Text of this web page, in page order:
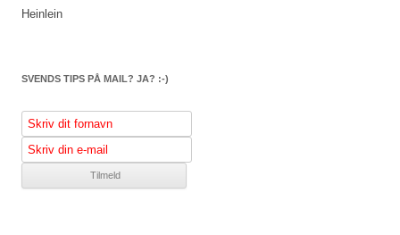
Heinlein
SVENDS TIPS PÅ MAIL? JA? :-)